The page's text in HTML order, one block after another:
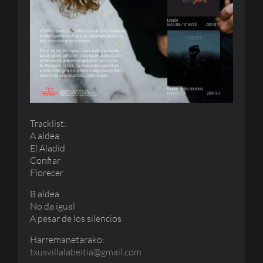
Tracklist:
A aldea
El Aladid
Confiar
Florecer
B aldea
No da igual
A pesar de los silencios
Harremanetarako:
txusvillalabeitia@gmail.com